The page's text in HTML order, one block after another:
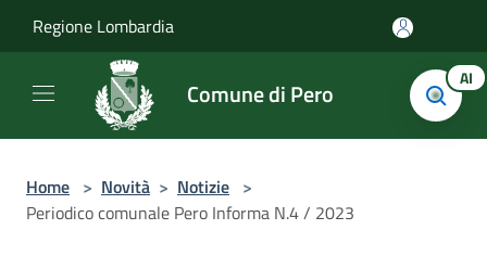
Regione Lombardia
Comune di Pero AI
Home > Novità > Notizie >
Periodico comunale Pero Informa N.4 / 2023